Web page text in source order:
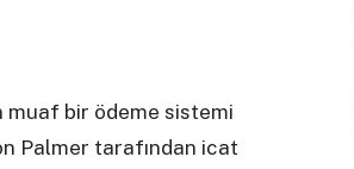
muaf bir ödeme sistemi
Palmer tarafından icat